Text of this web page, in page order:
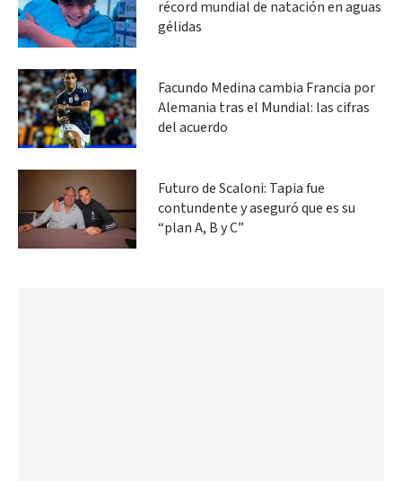
récord mundial de natación en aguas
gélidas
Facundo Medina cambia Francia por
Alemania tras el Mundial: las cifras
del acuerdo
Futuro de Scaloni: Tapia fue
contundente y aseguró que es su
“plan A, B y C”